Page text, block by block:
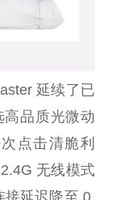
延续了已
品质光微动
点击清脆利
无线模式